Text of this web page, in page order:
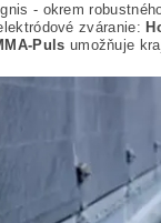
- okrem
zváranie:
Puls umožňuje